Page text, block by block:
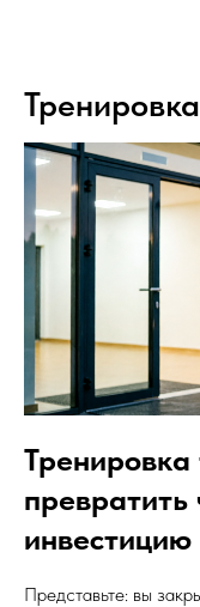
Тренировка
превратить
инвестицию
Представьте: вы